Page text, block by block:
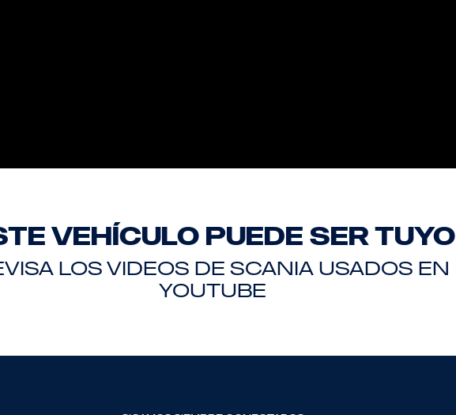
VEHÍCULO PUEDE SER TUYO
LOS VIDEOS DE SCANIA USADOS EN
YOUTUBE